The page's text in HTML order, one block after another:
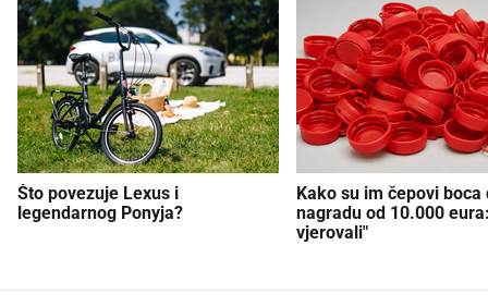
Što povezuje Lexus i
legendarnog Ponyja?
Kako su im čepovi boca
nagradu od 10.000
vjerovali"